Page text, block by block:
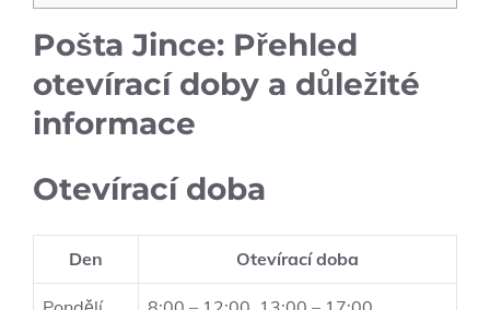
Pošta Jince: Přehled
otevírací doby a důležité
informace
Otevírací doba
Den Otevírací doba